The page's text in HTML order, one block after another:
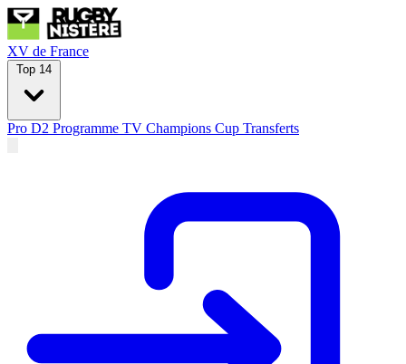
XV de France
Top 14
Pro D2 Programme TV Champions Cup Transferts